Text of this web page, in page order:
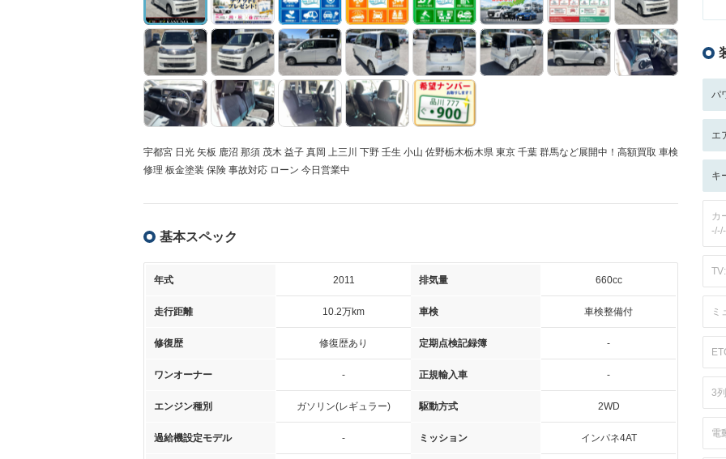
宇都宮 日光 矢板 鹿沼 那須 茂木 益子 真岡 上三川 下野 壬生 小山 佐野栃木栃木県 東京 千葉 群馬など展開中！高額買取 車検
修理 板金塗装 保険 事故対応 ローン 今日営業中
基本スペック
年式 2011 排気量 660cc
走行距離 10.2万km 車検 車検整備付
修復歴 修復歴あり 定期点検記録簿 -
ワンオーナー - 正規輸入車 -
エンジン種別 ガソリン(レギュラー) 駆動方式 2WD
過給機設定モデル - ミッション インパネ4AT
パ
エ
キ
カ
ミ
3
電